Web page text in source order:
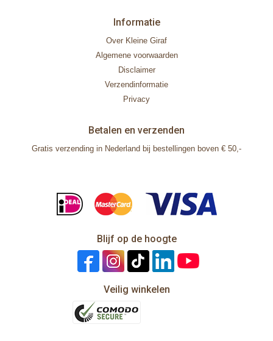
Informatie
Over Kleine Giraf
Algemene voorwaarden
Disclaimer
Verzendinformatie
Privacy
Betalen en verzenden
Gratis verzending in Nederland bij bestellingen boven € 50,-
Blijf op de hoogte
Veilig winkelen